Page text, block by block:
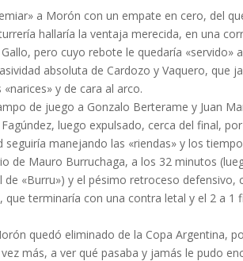
a Morón con un empate en cero, del
hallaría la ventaja merecida, en una
pero cuyo rebote le quedaría «servido»
absoluta de Cardozo y Vaquero, que
y de cara al arco.
de juego a Gonzalo Berterame y Juan
luego expulsado, cerca del final,
manejando las «riendas» y los
de Mauro Burruchaga, a los 32 minutos
«Burru») y el pésimo retroceso
terminaría con una contra letal y el 2 a 1
quedó eliminado de la Copa Argentina,
más, a ver qué pasaba y jamás le pudo